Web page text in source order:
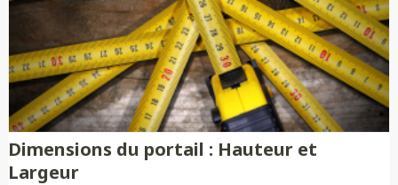
Dimensions du portail : Hauteur et
Largeur